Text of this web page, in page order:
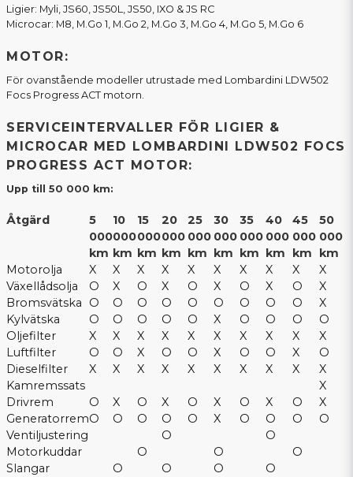
Ligier: Myli, JS60, JS50L, JS50, IXO & JS RC
Microcar: M8, M.Go 1, M.Go 2, M.Go 3, M.Go 4, M.Go 5, M.Go 6
MOTOR:
För ovanstående modeller utrustade med Lombardini LDW502
Focs Progress ACT motorn.
SERVICEINTERVALLER FÖR LIGIER &
MICROCAR MED LOMBARDINI LDW502 FOCS
PROGRESS ACT MOTOR:
Upp till 50 000 km:
Åtgärd
5
000
km
10
000
km
15
000
km
20
000
km
25
000
km
30
000
km
35
000
km
40
000
km
45
000
km
50
000
km
Motorolja
X X X X X X X X X
X
Växellådsolja
O X O X O X O X O
X
Bromsvätska
O O O O O O O O O
X
Kylvätska
O O O O O X O O O
O
Oljefilter
X X X X X X X X X
X
Luftfilter
O O X O O X O O X
O
Dieselfilter
X X X X X X X X X
X
Kamremssats
X
Drivrem
O X O X O X O X O
X
GeneratorremO O O O O X O O O
O
Ventiljustering
O
O
Motorkuddar
O O
O
Slangar
O O O
O